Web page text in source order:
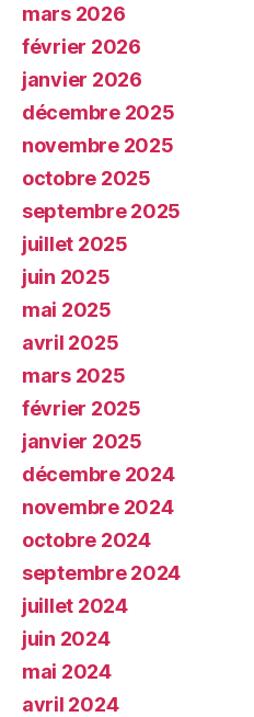
mars 2026
février 2026
janvier 2026
décembre 2025
novembre 2025
octobre 2025
septembre 2025
juillet 2025
juin 2025
mai 2025
avril 2025
mars 2025
février 2025
janvier 2025
décembre 2024
novembre 2024
octobre 2024
septembre 2024
juillet 2024
juin 2024
mai 2024
avril 2024